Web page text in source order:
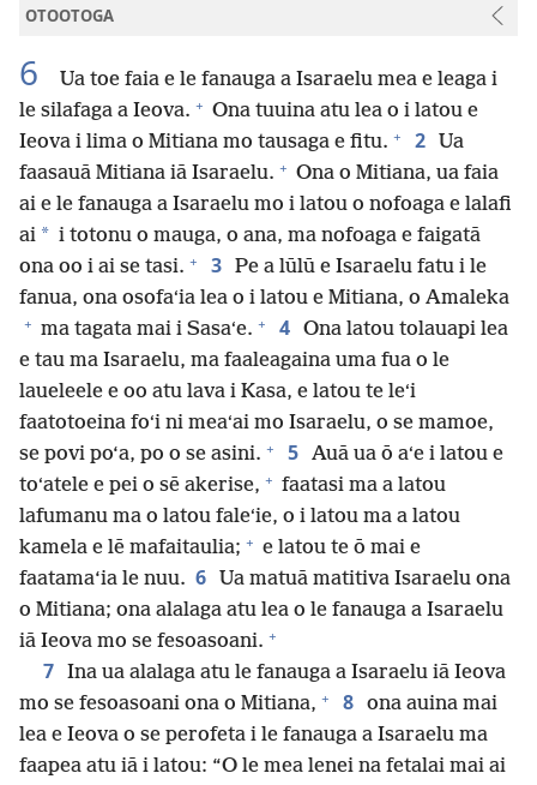
OTOOTOGA
6
Ua toe faia e le fanauga a Isaraelu mea e leaga i
le silafaga a Ieova. + Ona tuuina atu lea o i latou e
Ieova i lima o Mitiana mo tausaga e fitu. + 2
Ua
faasauā Mitiana iā Isaraelu. + Ona o Mitiana, ua faia
ai e le fanauga a Isaraelu mo i latou o nofoaga e lalafi
ai * i totonu o mauga, o ana, ma nofoaga e faigatā
ona oo i ai se tasi. + 3 Pe a lūlū e Isaraelu fatu i le
fanua, ona osofaʻia lea o i latou e Mitiana, o Amaleka
+ ma tagata mai i Sasaʻe. + 4 Ona latou tolauapi lea
e tau ma Isaraelu, ma faaleagaina uma fua o le
laueleele e oo atu lava i Kasa, e latou te leʻi
faatotoeina foʻi ni meaʻai mo Isaraelu, o se mamoe,
se povi po‘a, po o se asini. + 5 Auā ua ō aʻe i latou e
toʻatele e pei o sē akerise, + faatasi ma a latou
lafumanu ma o latou faleʻie, o i latou ma a latou
kamela e lē mafaitaulia; + e latou te ō mai e
faatama‘ia le nuu. 6
Ua matuā matitiva Isaraelu ona
o Mitiana; ona alalaga atu lea o le fanauga a Isaraelu
iā Ieova mo se fesoasoani. +
7 Ina ua alalaga atu le fanauga a Isaraelu iā Ieova
mo se fesoasoani ona o Mitiana, + 8 ona auina mai
lea e Ieova o se perofeta i le fanauga a Isaraelu ma
faapea atu iā i latou: “O le mea lenei na fetalai mai ai